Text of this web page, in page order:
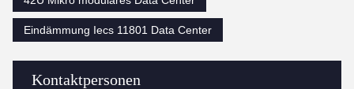
Kontaktpersonen
Eindämmung Iecs 11801 Data Center